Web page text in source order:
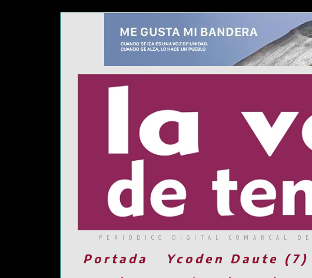
PERIÓDICO DIGITAL COMARCAL
Portada Ycoden Daute (7)